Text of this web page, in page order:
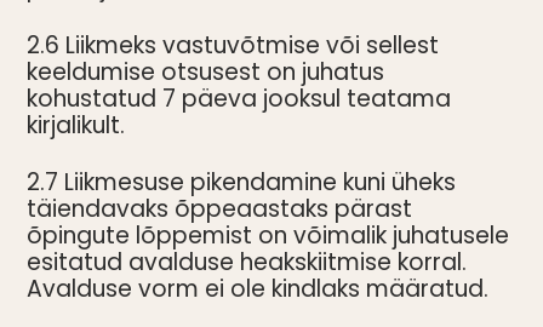
2.6 Liikmeks vastuvõtmise või sellest
keeldumise otsusest on juhatus
kohustatud 7 päeva jooksul teatama
kirjalikult.
2.7 Liikmesuse pikendamine kuni üheks
täiendavaks õppeaastaks pärast
õpingute lõppemist on võimalik juhatusele
esitatud avalduse heakskiitmise korral.
Avalduse vorm ei ole kindlaks määratud.